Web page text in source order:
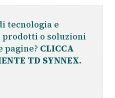
tecnologia e
o soluzioni
CLICCA
TD SYNNEX.